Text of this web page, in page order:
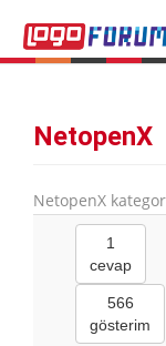
NetopenX
NetopenX
1
cevap
566
gösterim